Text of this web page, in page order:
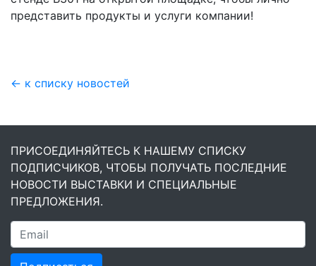
представить продукты и услуги компании!
← к списку новостей
ПРИСОЕДИНЯЙТЕСЬ К НАШЕМУ СПИСКУ
ПОДПИСЧИКОВ, ЧТОБЫ ПОЛУЧАТЬ ПОСЛЕДНИЕ
НОВОСТИ ВЫСТАВКИ И СПЕЦИАЛЬНЫЕ
ПРЕДЛОЖЕНИЯ.